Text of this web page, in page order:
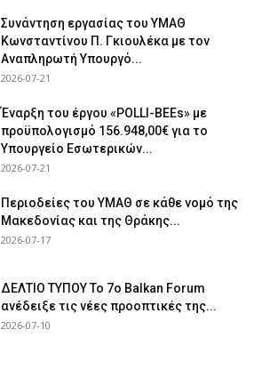
Συνάντηση εργασίας του ΥΜΑΘ
Κωνσταντίνου Π. Γκιουλέκα με τον
Αναπληρωτή Υπουργό...
2026-07-21
Έναρξη του έργου «POLLI-BEEs» με
προϋπολογισμό 156.948,00€ για το
Υπουργείο Εσωτερικών...
2026-07-21
Περιοδείες του ΥΜΑΘ σε κάθε νομό της
Μακεδονίας και της Θράκης...
2026-07-17
ΔΕΛΤΙΟ ΤΥΠΟΥ Το 7ο Balkan Forum
ανέδειξε τις νέες προοπτικές της...
2026-07-10